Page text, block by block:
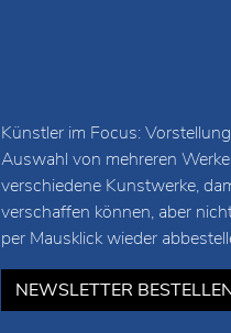
Künstler im Focus:
Auswahl von mehreren
verschiedene Kunstwerke,
verschaffen können, aber
per Mausklick wieder
NEWSLETTER